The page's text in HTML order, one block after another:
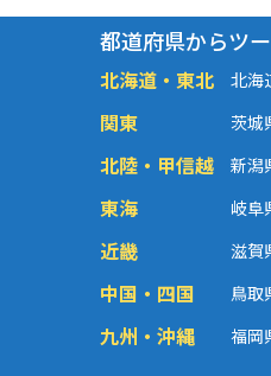
都道府県からツ
北海道・東北 北海
関東 茨城
北陸・甲信越 新潟
東海 岐阜
近畿 滋賀
中国・四国 鳥取
九州・沖縄 福岡